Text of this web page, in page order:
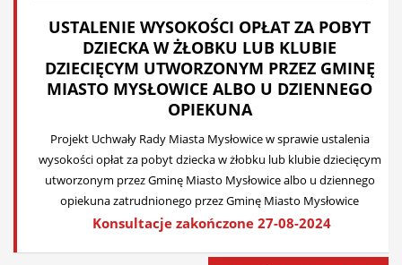
USTALENIE WYSOKOŚCI OPŁAT ZA POBYT
DZIECKA W ŻŁOBKU LUB KLUBIE
DZIECIĘCYM UTWORZONYM PRZEZ GMINĘ
MIASTO MYSŁOWICE ALBO U DZIENNEGO
OPIEKUNA
Projekt Uchwały Rady Miasta Mysłowice w sprawie ustalenia
wysokości opłat za pobyt dziecka w żłobku lub klubie dziecięcym
utworzonym przez Gminę Miasto Mysłowice albo u dziennego
opiekuna zatrudnionego przez Gminę Miasto Mysłowice
Konsultacje zakończone 27-08-2024